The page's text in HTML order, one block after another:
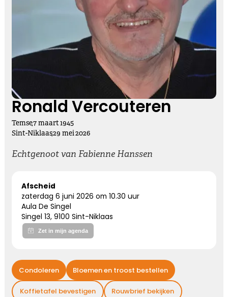
Ronald Vercouteren
Temse,7maart1945
Sint-Niklaas,29 mei2026
Echtgenoot van Fabienne Hanssen
Afscheid
zaterdag 6 juni 2026 om 10.30 uur
Aula De Singel
Singel 13, 9100 Sint-Niklaas
Condoleren Bloemen en troost bestellen
Koffietafel bevestigen Rouwbrief bekijken
Kies dit gedicht
Vasthouden bij afscheid
Afscheid nemen, is niet loslaten
Het is een andere manier van vasthouden
Kies dit gedicht
Nooit meer hier, maar altijd bij ons.
Kies dit gedicht
Gedachten bij jou